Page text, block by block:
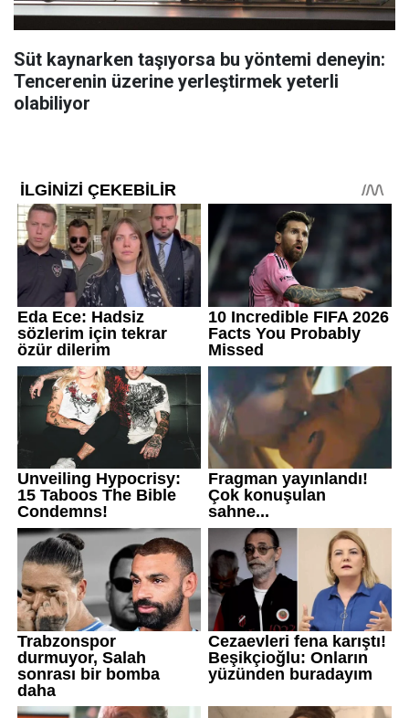
Süt kaynarken taşıyorsa bu yöntemi deneyin:
Tencerenin üzerine yerleştirmek yeterli
olabiliyor